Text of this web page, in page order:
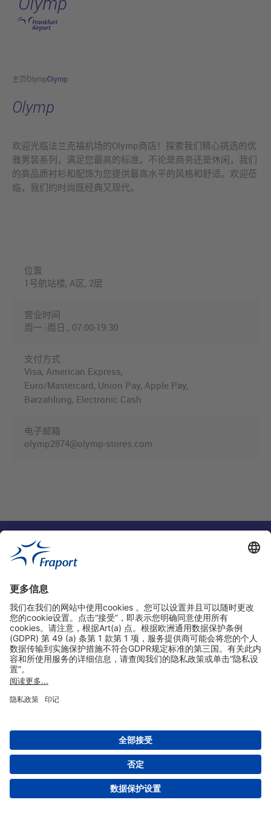
跳转至主页
主页OlympOlymp
Olymp
欢迎光临法兰克福机场的Olymp商店！探索我们精心挑选的优
雅男装系列，满足您最高的标准。不论是商务还是休闲，我们
的高品质衬衫和配饰为您提供最高水平的风格和舒适。欢迎莅
临，我们的时尚既经典又现代。
位置
1号航站楼, A区, 2层
营业时间
周一.-周日., 07:00-19:30
支付方式
Visa, American Express,
Euro/Mastercard, Union Pay, Apple Pay,
Barzahlung, Electronic Cash
电子邮箱
olymp2874@olymp-stores.com
实用链接
购物&线上预定
关于我们
设置
版权 2004- 2026 Fraport AG - Frankfurt Airport Services Worldwide